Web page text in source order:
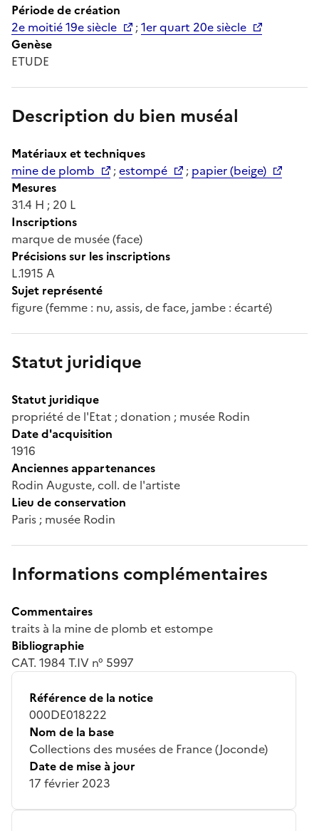
Période de création
2e moitié 19e siècle
;1er quart 20e siècle
Genèse
ETUDE
Description du bien muséal
Matériaux et techniques
mine de plomb
;estompé ; papier (beige)
Mesures
31.4 H ; 20 L
Inscriptions
marque de musée (face)
Précisions sur les inscriptions
L.1915 A
Sujet représenté
figure (femme : nu, assis, de face, jambe : écarté)
Statut juridique
Statut juridique
propriété de l'Etat ; donation ; musée Rodin
Date d'acquisition
1916
Anciennes appartenances
Rodin Auguste, coll. de l'artiste
Lieu de conservation
Paris ; musée Rodin
Informations complémentaires
Commentaires
traits à la mine de plomb et estompe
Bibliographie
CAT. 1984 T.IV n° 5997
Référence de la notice
000DE018222
Nom de la base
Collections des musées de France (Joconde)
Date de mise à jour
17 février 2023